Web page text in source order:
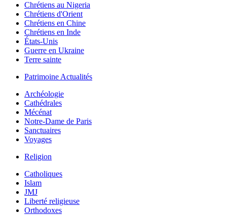
Chrétiens au Nigeria
Chrétiens d'Orient
Chrétiens en Chine
Chrétiens en Inde
États-Unis
Guerre en Ukraine
Terre sainte
Patrimoine Actualités
Archéologie
Cathédrales
Mécénat
Notre-Dame de Paris
Sanctuaires
Voyages
Religion
Catholiques
Islam
JMJ
Liberté religieuse
Orthodoxes